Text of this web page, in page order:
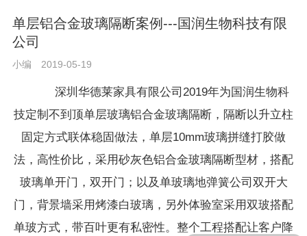
单层铝合金玻璃隔断案例---国润生物科技有限
公司
小编 2019-05-19
深圳华德莱家具有限公司2019年为国润生物科
技定制 不到顶单层玻璃铝合金玻璃隔断 ，隔断以升立柱
固定方式联体稳固做法，单层10mm玻璃拼缝打胶做
法，高性价比，采用砂灰色铝合金玻璃隔断型材，搭配
玻璃单开门，双开门；以及单玻璃地弹簧公司双开大
门，背景墙采用烤漆白玻璃，另外体验室采用双玻搭配
单玻方式，带百叶更有私密性。整个工程搭配让客户降